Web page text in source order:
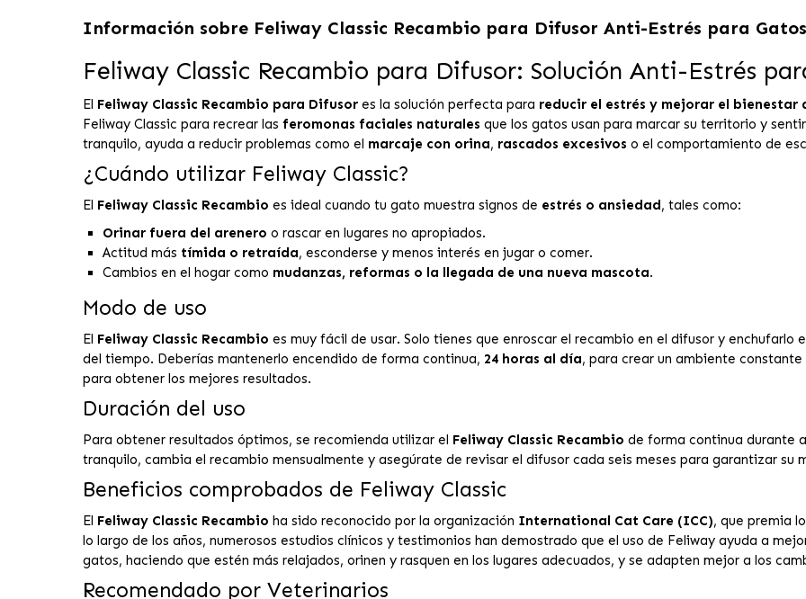
Información sobre Feliway Classic Recambio para Difusor Anti-Estrés para Gatos
Feliway Classic Recambio para Difusor: Solución Anti-Estrés
El Feliway Classic Recambio para Difusores la solución perfecta para reducir el estrés y mejorar el bienestar
Feliway Classic para recrear las feromonas faciales naturales que los gatos usan para marcar su territorio y
tranquilo, ayuda a reducir problemas como el marcaje con orina, rascados excesivos o el comportamiento de
¿Cuándo utilizar Feliway Classic?
El Feliway Classic Recambio es ideal cuando tu gato muestra signos de estrés o ansiedad, tales como:
Orinar fuera del arenero o rascar en lugares no apropiados.
Actitud más tímida o retraída, esconderse y menos interés en jugar o comer.
Cambios en el hogar como mudanzas, reformas o la llegada de una nueva mascota.
Modo de uso
El Feliway Classic Recambio es muy fácil de usar. Solo tienes que enroscar el recambio en el difusor y
del tiempo. Deberías mantenerlo encendido de forma continua, 24 horas al día, para crear un ambiente
para obtener los mejores resultados.
Duración del uso
Para obtener resultados óptimos, se recomienda utilizar el Feliway Classic Recambio de forma continua durante
tranquilo, cambia el recambio mensualmente y asegúrate de revisar el difusor cada seis meses para garantizar su
Beneficios comprobados de Feliway Classic
El Feliway Classic Recambio ha sido reconocido por la organización International Cat Care (ICC), que premia
lo largo de los años, numerosos estudios clínicos y testimonios han demostrado que el uso de Feliway ayuda a
gatos, haciendo que estén más relajados, orinen y rasquen en los lugares adecuados, y se adapten mejor a los
Recomendado por Veterinarios